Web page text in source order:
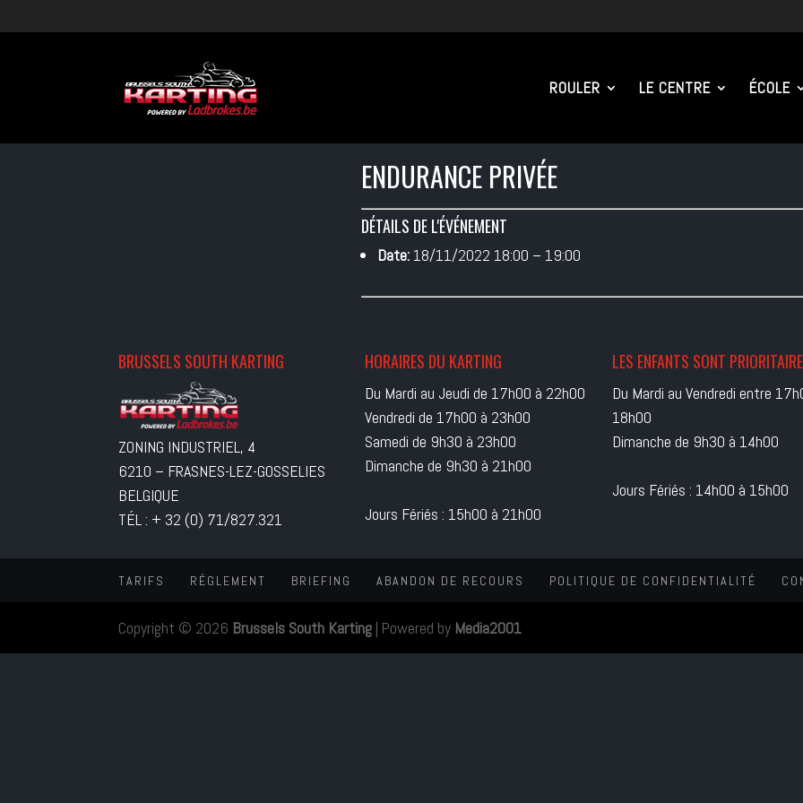
ROULER LE CENTRE ÉCOLE
ENDURANCE PRIVÉE
DÉTAILS DE L'ÉVÉNEMENT
Date: 18/11/2022 18:00 – 19:00
BRUSSELS SOUTH KARTING
ZONING INDUSTRIEL, 4
6210 – FRASNES-LEZ-GOSSELIES
BELGIQUE
TÉL : + 32 (0) 71/827.321
HORAIRES DU KARTING
Du Mardi au Jeudi de 17h00 à 22h00
Vendredi de 17h00 à 23h00
Samedi de 9h30 à 23h00
Dimanche de 9h30 à 21h00
Jours Fériés : 15h00 à 21h00
LES ENFANTS SONT
Du Mardi au Vendredi entre
18h00
Dimanche de 9h30 à 14h00
Jours Fériés : 14h00 à 15h00
TARIFS RÉGLEMENT BRIEFING ABANDON DE RECOURS POLITIQUE DE CONFIDENTIALITÉ
Copyright © 2026 Brussels South Karting | Powered by Media2001